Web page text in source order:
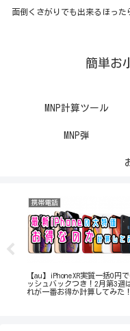
面倒くさがりでも出来るほった
簡単お
MNP計算ツール
MNP弾
携帯電話
【au】iPhoneXR実質一括0円
ッシュバックつき！2月第3週
れが一番お得か計算してみた！